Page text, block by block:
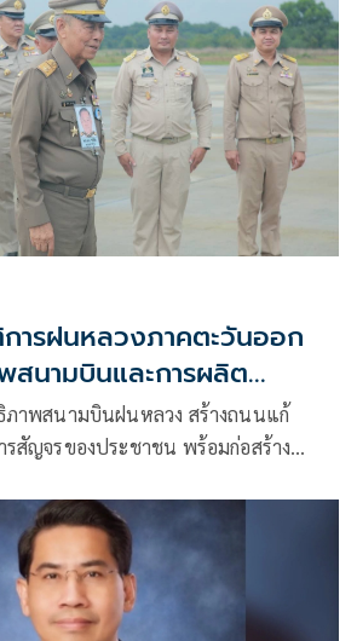
ารฝนหลวงภาคตะวันออก
สนามบินและการผลิต
าพสนามบินฝนหลวง สร้างถนนแก้
สัญจรของประชาชน พร้อมก่อสร้าง
เพื่อพื้นที่การเกษตรและลดปัญหาฝุ่นควัน
ะวันออก ซึ่งเป็นแหล่งผลิตพืชเศรษฐกิจ